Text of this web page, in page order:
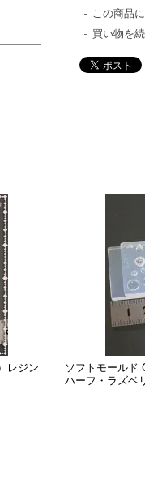
この商品
買い物を
レジン
ソフトモールド
ハーフ・ラズベ